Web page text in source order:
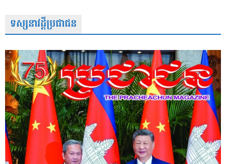
ទស្សនាវដ្តីប្រជាជន